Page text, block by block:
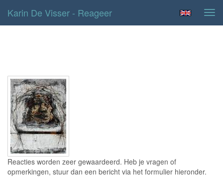
Karin De Visser - Reageer
Reacties worden zeer gewaardeerd. Heb je vragen of
opmerkingen, stuur dan een bericht via het formulier hieronder.